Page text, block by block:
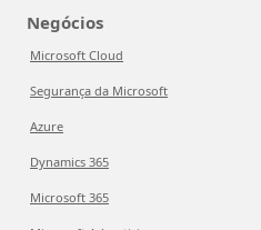
Negócios
Microsoft Cloud
Segurança da Microsoft
Azure
Dynamics 365
Microsoft 365